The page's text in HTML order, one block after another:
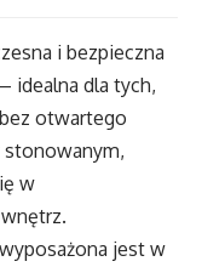
i bezpieczna
idealna dla tych,
otwartego
stonowanym,
w
jest w